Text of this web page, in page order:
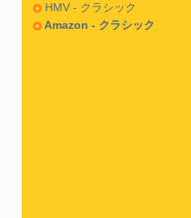
HMV - クラシック
Amazon - クラシック